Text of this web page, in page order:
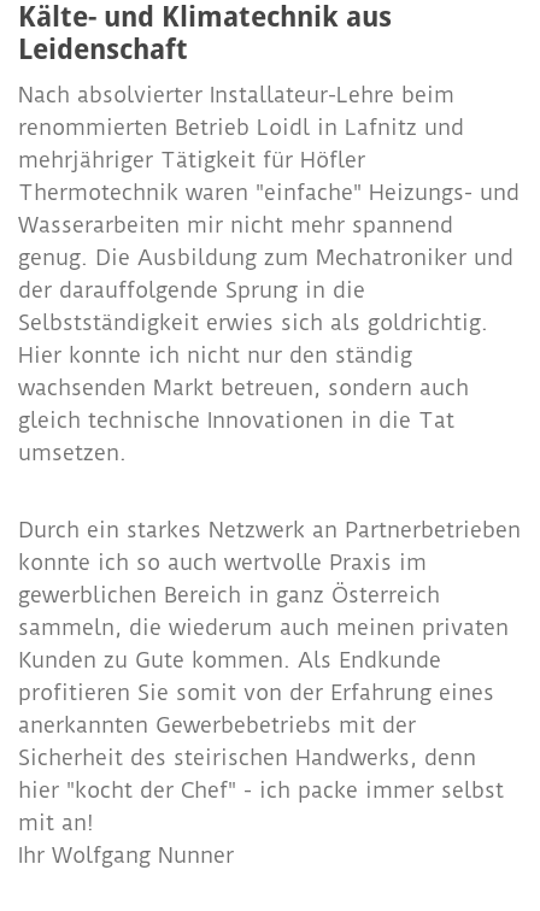
Kälte- und Klimatechnik aus
Leidenschaft
Nach absolvierter Installateur-Lehre beim
renommierten Betrieb Loidl in Lafnitz und
mehrjähriger Tätigkeit für Höfler
Thermotechnik waren "einfache" Heizungs- und
Wasserarbeiten mir nicht mehr spannend
genug. Die Ausbildung zum Mechatroniker und
der darauffolgende Sprung in die
Selbstständigkeit erwies sich als goldrichtig.
Hier konnte ich nicht nur den ständig
wachsenden Markt betreuen, sondern auch
gleich technische Innovationen in die Tat
umsetzen.
Durch ein starkes Netzwerk an Partnerbetrieben
konnte ich so auch wertvolle Praxis im
gewerblichen Bereich in ganz Österreich
sammeln, die wiederum auch meinen privaten
Kunden zu Gute kommen. Als Endkunde
profitieren Sie somit von der Erfahrung eines
anerkannten Gewerbebetriebs mit der
Sicherheit des steirischen Handwerks, denn
hier "kocht der Chef" - ich packe immer selbst
mit an!
Ihr Wolfgang Nunner